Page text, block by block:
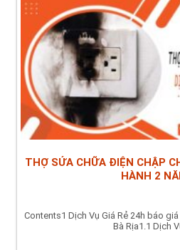
THỢ SỬA CHỮA ĐIỆN CHẬP
HÀNH 2
Contents1 Dịch Vụ Giá Rẻ 24h báo
Bà Rịa1.1 Dịch